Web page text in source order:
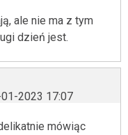
ale nie ma z tym
dzień jest.
2023 17:07
mówiąc